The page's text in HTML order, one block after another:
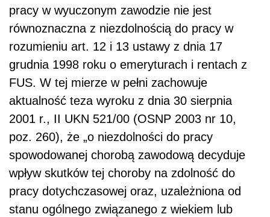
pracy w wyuczonym zawodzie nie jest
równoznaczna z niezdolnością do pracy w
rozumieniu art. 12 i 13 ustawy z dnia 17
grudnia 1998 roku o emeryturach i rentach z
FUS. W tej mierze w pełni zachowuje
aktualność teza wyroku z dnia 30 sierpnia
2001 r., II UKN 521/00 (OSNP 2003 nr 10,
poz. 260), że „o niezdolności do pracy
spowodowanej chorobą zawodową decyduje
wpływ skutków tej choroby na zdolność do
pracy dotychczasowej oraz, uzależniona od
stanu ogólnego związanego z wiekiem lub